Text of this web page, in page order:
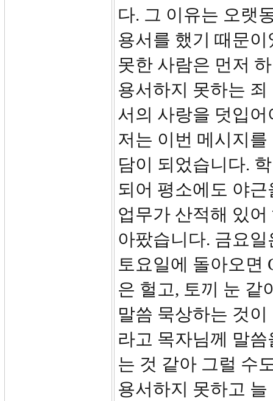
다. 그 이유는 오랫
용서를 했기 때문
못한 사람은 먼저
용서하지 못하는
서의 사랑을 덧입
저는 이번 메시지
담이 되었습니다.
되어 평소에도 야
업무가 산적해 있
아팠습니다. 금요
토요일에 돌아오면
은 헐고, 토끼 눈 같
말씀 묵상하는 것
라고 목자님께 말
는 것 같아 그럴 수
용서하지 못하고